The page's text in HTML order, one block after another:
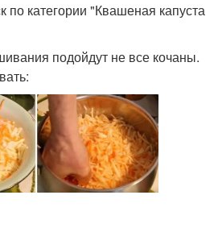
категории "Квашеная капуста
подойдут не все кочаны.